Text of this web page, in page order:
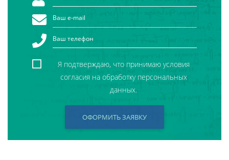
Я подтверждаю, что принимаю условия
согласия на обработку персональных
данных.
ОФОРМИТЬ ЗАЯВКУ